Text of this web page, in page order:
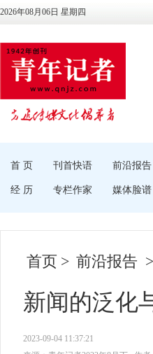
2026年08月06日 星期四
首 页 刊首快语 前沿报告
经 历 专栏作家 媒体脸谱
首页 > 前沿报告
新闻的泛化
2023-09-04 11:37:21